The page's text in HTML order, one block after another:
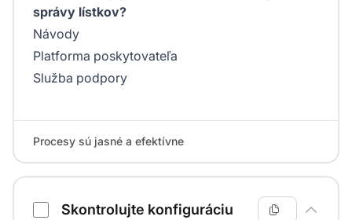
správy lístkov?
Návody
Platforma poskytovateľa
Služba podpory
Procesy sú jasné a efektívne
Skontrolujte konfiguráciu